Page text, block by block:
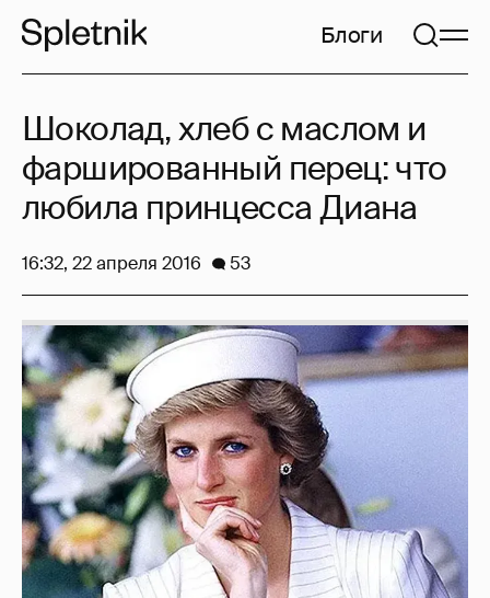
Блоги
Шоколад, хлеб с маслом и
фаршированный перец: что
любила принцесса Диана
16:32, 22 апреля 2016 53